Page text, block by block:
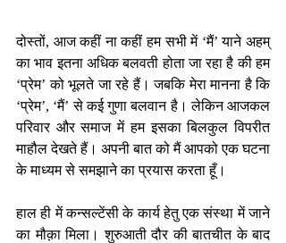
दोस्तों, आज कहीं ना कहीं हम सभी में ‘मैं’ याने अहम्
का भाव इतना अधिक बलवती होता जा रहा है की हम
‘प्रेम’ को भूलते जा रहे हैं। जबकि मेरा मानना है कि
‘प्रेम’, ‘मैं’ से कई गुणा बलवान है। लेकिन आजकल
परिवार और समाज में हम इसका बिलकुल विपरीत
माहौल देखते हैं। अपनी बात को मैं आपको एक घटना
के माध्यम से समझाने का प्रयास करता हूँ।
हाल ही में कन्सल्टेंसी के कार्य हेतु एक संस्था में जाने
का मौक़ा मिला। शुरुआती दौर की बातचीत के बाद